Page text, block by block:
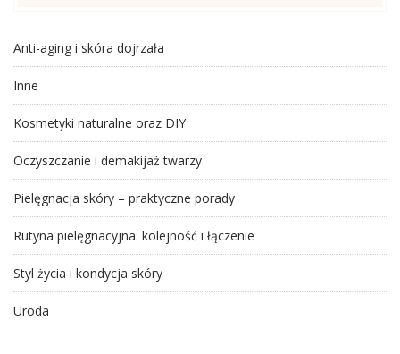
Anti-aging i skóra dojrzała
Inne
Kosmetyki naturalne oraz DIY
Oczyszczanie i demakijaż twarzy
Pielęgnacja skóry – praktyczne porady
Rutyna pielęgnacyjna: kolejność i łączenie
Styl życia i kondycja skóry
Uroda